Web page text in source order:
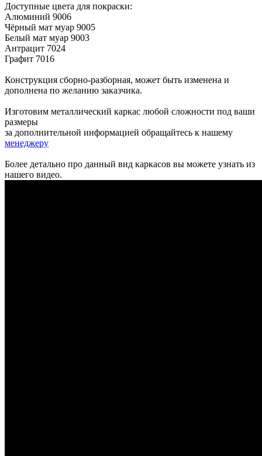
Доступные цвета для покраски:
Алюминий 9006
Чёрный мат муар 9005
Белый мат муар 9003
Антрацит 7024
Графит 7016
Конструкция сборно-разборная, может быть изменена и
дополнена по желанию заказчика.
Изготовим металлический каркас любой сложности под ваши
размеры
за дополнительной информацией обращайтесь к нашему
менеджеру
Более детально про данный вид каркасов вы можете узнать из
нашего видео.